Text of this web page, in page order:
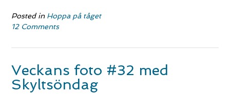
Posted in Hoppa på tåget
12 Comments
Veckans foto #32 med
Skyltsöndag